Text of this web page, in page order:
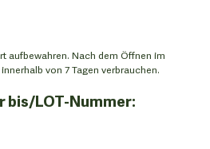
aufbewahren. Nach dem Öffnen im
von 7 Tagen verbrauchen.
LOT-Nummer: